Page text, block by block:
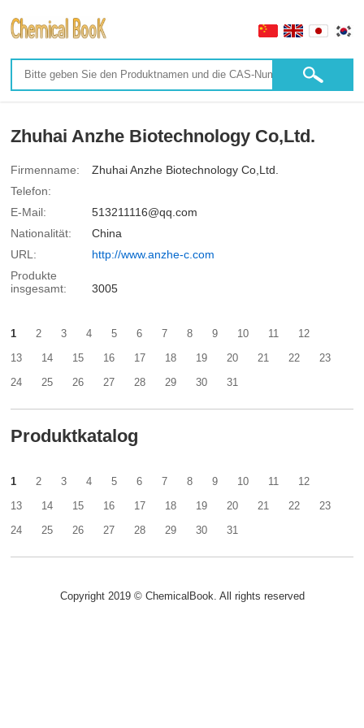
Zhuhai Anzhe Biotechnology Co,Ltd.
Firmenname:
Zhuhai Anzhe Biotechnology Co,Ltd.
Telefon:
E-Mail:
513211116@qq.com
Nationalität:
China
URL:
http://www.anzhe-c.com
Produkte
insgesamt:
3005
1 2 3 4 5 6 7 8 9 10 11
12
13
14 15 16 17 18 19 20 21 22
23
24
25 26 27 28 29 30 31
Produktkatalog
1 2 3 4 5 6 7 8 9 10 11
12
13
14 15 16 17 18 19 20 21 22
23
24
25 26 27 28 29 30 31
Copyright 2019 © ChemicalBook. All rights reserved